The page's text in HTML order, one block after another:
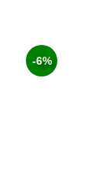
-6%